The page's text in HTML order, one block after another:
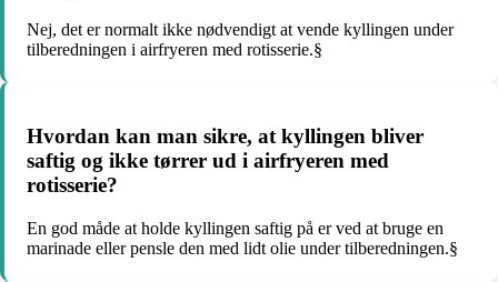
Nej, det er normalt ikke nødvendigt at vende kyllingen under
tilberedningen i airfryeren med rotisserie.§
Hvordan kan man sikre, at kyllingen bliver
saftig og ikke tørrer ud i airfryeren med
rotisserie?
En god måde at holde kyllingen saftig på er ved at bruge en
marinade eller pensle den med lidt olie under tilberedningen.§